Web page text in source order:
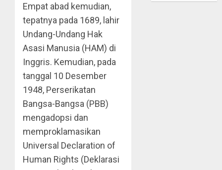
Empat abad kemudian,
tepatnya pada 1689, lahir
Undang-Undang Hak
Asasi Manusia (HAM) di
Inggris. Kemudian, pada
tanggal 10 Desember
1948, Perserikatan
Bangsa-Bangsa (PBB)
mengadopsi dan
memproklamasikan
Universal Declaration of
Human Rights (Deklarasi